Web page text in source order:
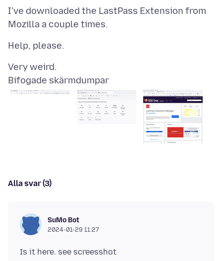
I've downloaded the LastPass Extension from
Bifogade skärmdumpar
Alla svar (3)
SuMo Bot
2024-01-29 11:27